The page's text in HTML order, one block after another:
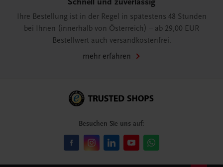
Ihre Bestellung ist in der Regel in spätestens 48 Stunden
bei Ihnen (innerhalb von Österreich) – ab 29,00 EUR
Bestellwert auch versandkostenfrei.
mehr erfahren
Besuchen Sie uns auf: